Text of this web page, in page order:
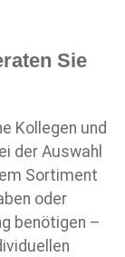
Sie
Kollegen und
der Auswahl
Sortiment
oder
benötigen –